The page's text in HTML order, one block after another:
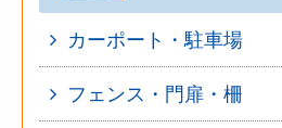
カーポート・駐車場
フェンス・門扉・柵